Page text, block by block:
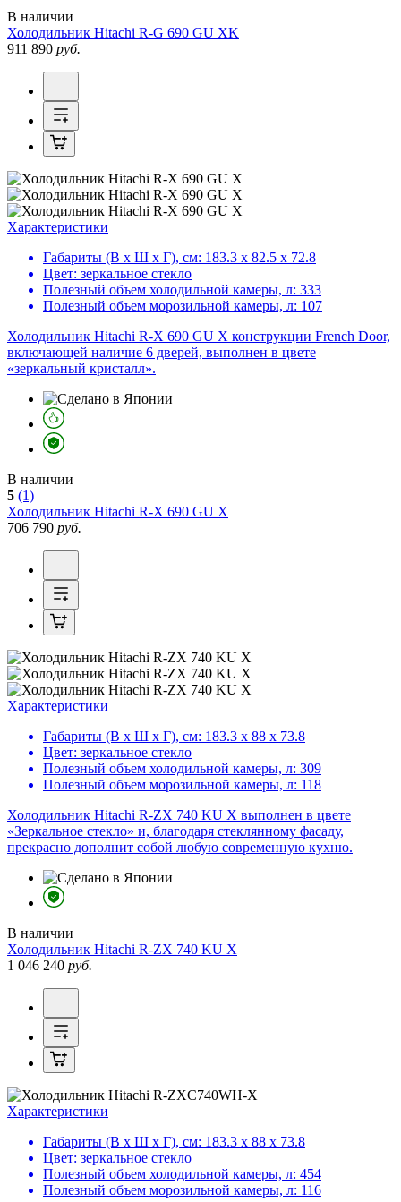
В наличии
Холодильник Hitachi R-G 690 GU XK
911 890 руб.
Характеристики
Габариты (В х Ш х Г), см: 183.3 х 82.5 х 72.8
Цвет: зеркальное стекло
Полезный объем холодильной камеры, л: 333
Полезный объем морозильной камеры, л: 107
Холодильник Hitachi R-X 690 GU X конструкции French Door,
включающей наличие 6 дверей, выполнен в цвете
«зеркальный кристалл».
В наличии
5 (1)
Холодильник Hitachi R-X 690 GU X
706 790 руб.
Характеристики
Габариты (В х Ш х Г), см: 183.3 х 88 х 73.8
Цвет: зеркальное стекло
Полезный объем холодильной камеры, л: 309
Полезный объем морозильной камеры, л: 118
Холодильник Hitachi R-ZX 740 KU X выполнен в цвете
«Зеркальное стекло» и, благодаря стеклянному фасаду,
прекрасно дополнит собой любую современную кухню.
В наличии
Холодильник Hitachi R-ZX 740 KU X
1 046 240 руб.
Характеристики
Габариты (В х Ш х Г), см: 183.3 х 88 х 73.8
Цвет: зеркальное стекло
Полезный объем холодильной камеры, л: 454
Полезный объем морозильной камеры, л: 116